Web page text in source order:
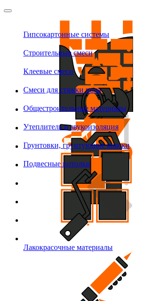
Гипсокартонные системы
Строительные смеси
Клеевые смеси
Смеси для стяжки пола
Общестроительные материалы
Утеплитель и звукоизоляция
Грунтовки, грунтующие краски
Подвесные потолки
Лакокрасочные материалы